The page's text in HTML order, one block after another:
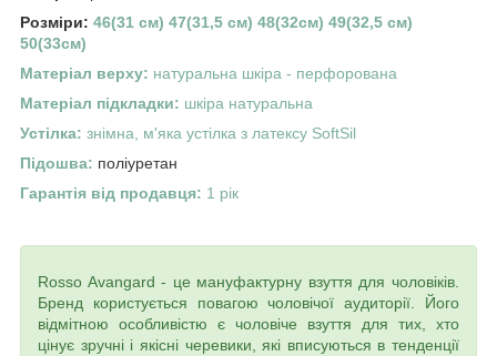
Розміри: 46(31 см) 47(31,5 см) 48(32см) 49(32,5 см)
50(33см)
Матеріал верху: натуральна шкіра - перфорована
Матеріал підкладки: шкіра натуральна
Устілка: знімна, м'яка устілка з латексу SoftSil
Підошва: поліуретан
Гарантія від продавця: 1 рік
Rosso Avangard - це мануфактурну взуття для чоловіків.
Бренд користується повагою чоловічої аудиторії. Його
відмітною особливістю є чоловіче взуття для тих, хто
цінує зручні і якісні черевики, які вписуються в тенденції